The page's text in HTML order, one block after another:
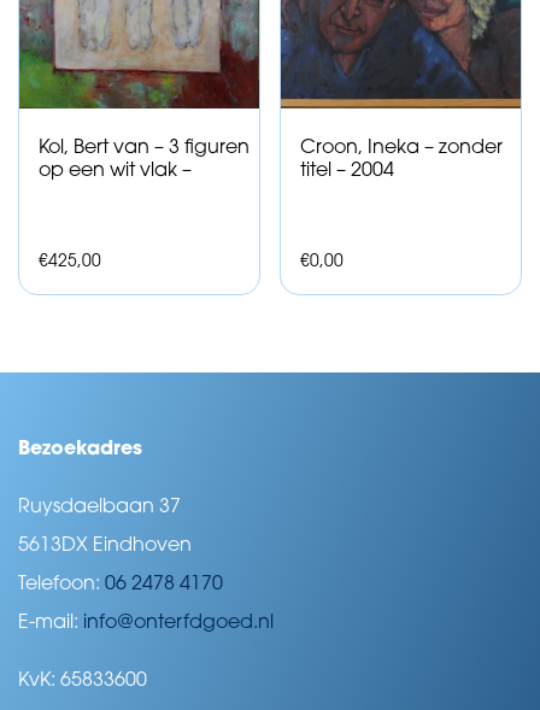
Kol, Bert van – 3 figuren
op een wit vlak –
€425,00
Croon, Ineka – zonder
titel – 2004
€0,00
Bezoekadres
Ruysdaelbaan 37
5613DX Eindhoven
Telefoon: 06 2478 4170
E-mail: info@onterfdgoed.nl
KvK: 65833600